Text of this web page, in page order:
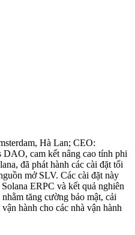
Hà Lan; CEO:
cam kết nâng cao tính phi
đã phát hành các cài đặt tối
mở SLV. Các cài đặt này
ERPC và kết quả nghiên
tăng cường bảo mật, cải
hành cho các nhà vận hành